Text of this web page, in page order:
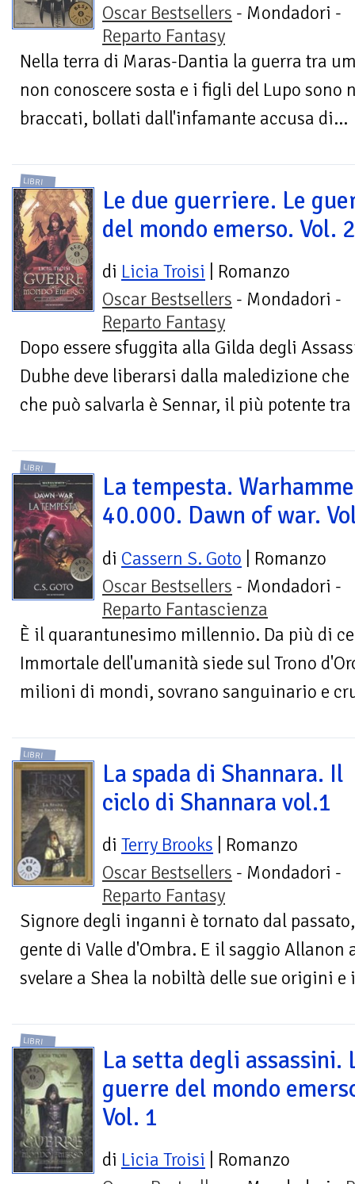
Oscar Bestsellers - Mondadori -
Reparto Fantasy
Nella terra di Maras-Dantia la guerra tra
non conoscere sosta e i figli del Lupo
braccati, bollati dall'infamante accusa di...
LIBRI
Le due guerriere. Le
del mondo emerso. Vol. 2
di Licia Troisi | Romanzo
Oscar Bestsellers - Mondadori -
Reparto Fantasy
Dopo essere sfuggita alla Gilda degli
Dubhe deve liberarsi dalla maledizione
che può salvarla è Sennar, il più potente
LIBRI
La tempesta.
40.000. Dawn of war.
di Cassern S. Goto | Romanzo
Oscar Bestsellers - Mondadori -
Reparto Fantascienza
È il quarantunesimo millennio. Da più di
Immortale dell'umanità siede sul Trono
milioni di mondi, sovrano sanguinario e
LIBRI
La spada di Shannara. Il
ciclo di Shannara vol.1
di Terry Brooks | Romanzo
Oscar Bestsellers - Mondadori -
Reparto Fantasy
Signore degli inganni è tornato dal
gente di Valle d'Ombra. E il saggio Allanon
svelare a Shea la nobiltà delle sue origini
LIBRI
La setta degli assassini.
guerre del mondo
Vol. 1
di Licia Troisi | Romanzo